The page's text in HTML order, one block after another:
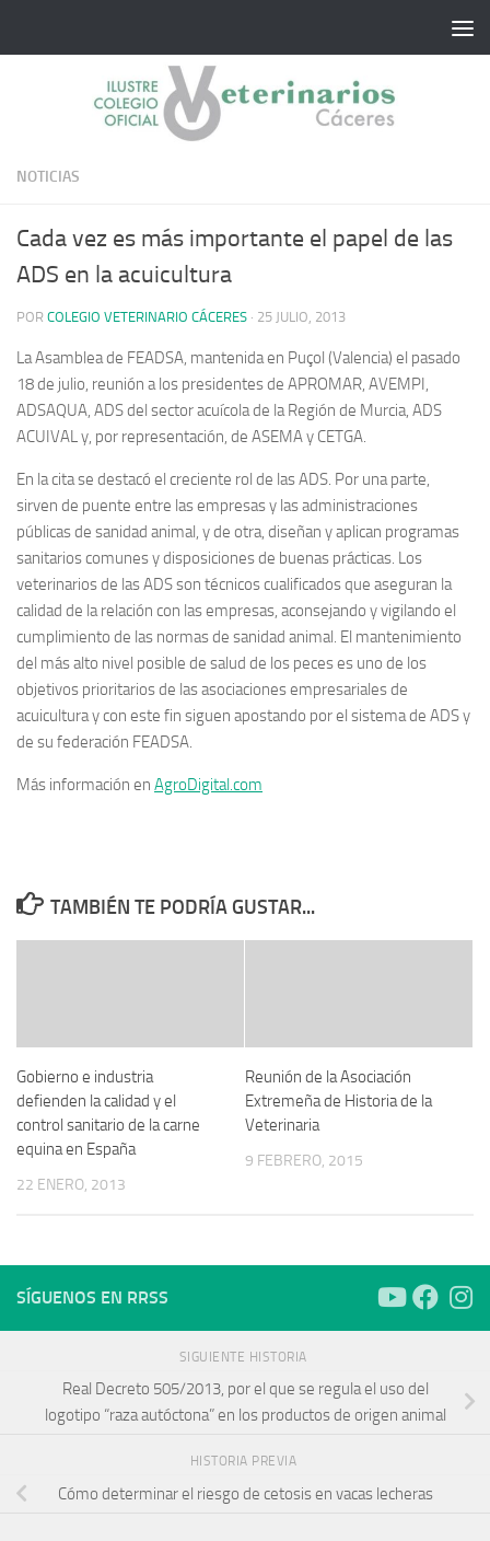
NOTICIAS
Cada vez es más importante el papel de las
ADS en la acuicultura
POR COLEGIO VETERINARIO CÁCERES · 25 JULIO, 2013
La Asamblea de FEADSA, mantenida en Puçol (Valencia) el pasado
18 de julio, reunión a los presidentes de APROMAR, AVEMPI,
ADSAQUA, ADS del sector acuícola de la Región de Murcia, ADS
ACUIVAL y, por representación, de ASEMA y CETGA.
En la cita se destacó el creciente rol de las ADS. Por una parte,
sirven de puente entre las empresas y las administraciones
públicas de sanidad animal, y de otra, diseñan y aplican programas
sanitarios comunes y disposiciones de buenas prácticas. Los
veterinarios de las ADS son técnicos cualificados que aseguran la
calidad de la relación con las empresas, aconsejando y vigilando el
cumplimiento de las normas de sanidad animal. El mantenimiento
del más alto nivel posible de salud de los peces es uno de los
objetivos prioritarios de las asociaciones empresariales de
acuicultura y con este fin siguen apostando por el sistema de ADS y
de su federación FEADSA.
Más información en AgroDigital.com
TAMBIÉN TE PODRÍA GUSTAR...
Gobierno e industria
defienden la calidad y el
control sanitario de la carne
equina en España
22 ENERO, 2013
Reunión de la Asociación
Extremeña de Historia de la
Veterinaria
9 FEBRERO, 2015
SÍGUENOS EN RRSS
SIGUIENTE HISTORIA
Real Decreto 505/2013, por el que se regula el uso del
logotipo “raza autóctona” en los productos de origen animal
HISTORIA PREVIA
Cómo determinar el riesgo de cetosis en vacas lecheras